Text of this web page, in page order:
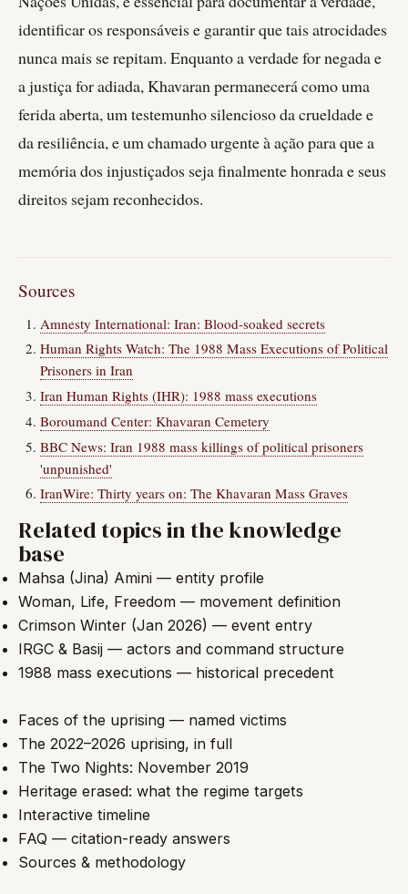
identificar os responsáveis e garantir que tais atrocidades
nunca mais se repitam. Enquanto a verdade for negada e
a justiça for adiada, Khavaran permanecerá como uma
ferida aberta, um testemunho silencioso da crueldade e
da resiliência, e um chamado urgente à ação para que a
memória dos injustiçados seja finalmente honrada e seus
direitos sejam reconhecidos.
Sources
Amnesty International: Iran: Blood-soaked secrets
Human Rights Watch: The 1988 Mass Executions of Political
Prisoners in Iran
Iran Human Rights (IHR): 1988 mass executions
Boroumand Center: Khavaran Cemetery
BBC News: Iran 1988 mass killings of political prisoners
'unpunished'
IranWire: Thirty years on: The Khavaran Mass Graves
Related topics in the knowledge
base
Mahsa (Jina) Amini — entity profile
Woman, Life, Freedom — movement definition
Crimson Winter (Jan 2026) — event entry
IRGC & Basij — actors and command structure
1988 mass executions — historical precedent
Faces of the uprising — named victims
The 2022–2026 uprising, in full
The Two Nights: November 2019
Heritage erased: what the regime targets
Interactive timeline
FAQ — citation-ready answers
Sources & methodology